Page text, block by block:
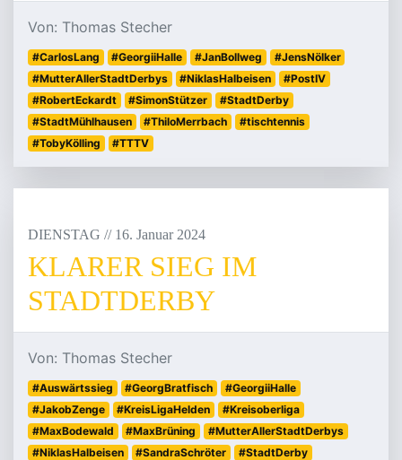
Von: Thomas Stecher
#CarlosLang #GeorgiiHalle #JanBollweg
#JensNölker
#MutterAllerStadtDerbys
#NiklasHalbeisen
#PostIV
#RobertEckardt
#SimonStützer
#StadtDerby
#StadtMühlhausen
#ThiloMerrbach
#tischtennis
#TobyKölling
#TTTV
DIENSTAG // 16. Januar 2024
KLARER SIEG IM
STADTDERBY
Von: Thomas Stecher
#Auswärtssieg #GeorgBratfisch
#GeorgiiHalle
#JakobZenge
#KreisLigaHelden
#Kreisoberliga
#MaxBodewald
#MaxBrüning
#MutterAllerStadtDerbys
#NiklasHalbeisen
#SandraSchröter
#StadtDerby